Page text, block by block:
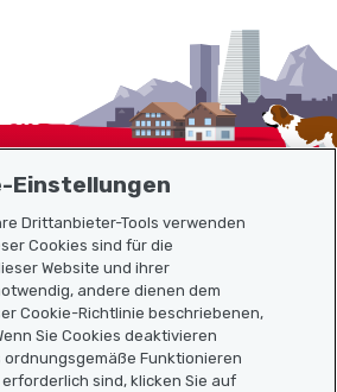
Einstellungen
Drittanbieter-Tools verwenden
Cookies sind für die
Website und ihrer
andere dienen dem
Cookie-Richtlinie beschriebenen,
Sie Cookies deaktivieren
Funktionieren
sind, klicken Sie auf